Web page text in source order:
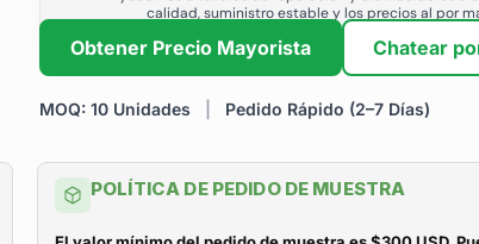
calidad, suministro estable y los precios al por
Obtener Precio Mayorista Chatear
MOQ: 10 Unidades Pedido Rápido (2–7 Días)
POLÍTICA DE PEDIDO DE MUESTRA